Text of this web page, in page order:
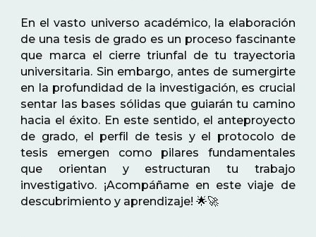
En el vasto universo académico, la elaboración
de una tesis de grado es un proceso fascinante
que marca el cierre triunfal de tu trayectoria
universitaria. Sin embargo, antes de sumergirte
en la profundidad de la investigación, es crucial
sentar las bases sólidas que guiarán tu camino
hacia el éxito. En este sentido, el anteproyecto
de grado, el perfil de tesis y el protocolo de
tesis emergen como pilares fundamentales
que orientan y estructuran tu trabajo
investigativo. ¡Acompáñame en este viaje de
descubrimiento y aprendizaje! 🌟🚀